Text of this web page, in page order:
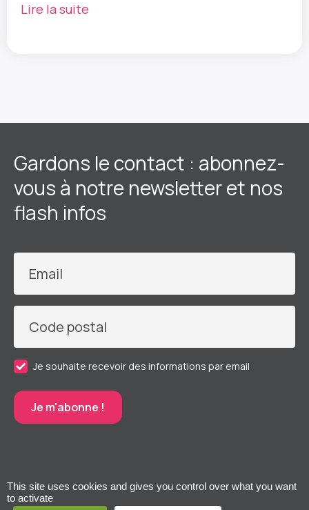
Lire la suite
Gardons le contact : abonnez-
vous à notre newsletter et nos
flash infos
Email
Code postal
Je souhaite recevoir des informations par email
This site uses cookies and gives you control over what you want
to activate